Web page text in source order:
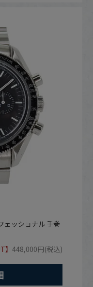
ェッショナル 手巻
】448,000円(税込)